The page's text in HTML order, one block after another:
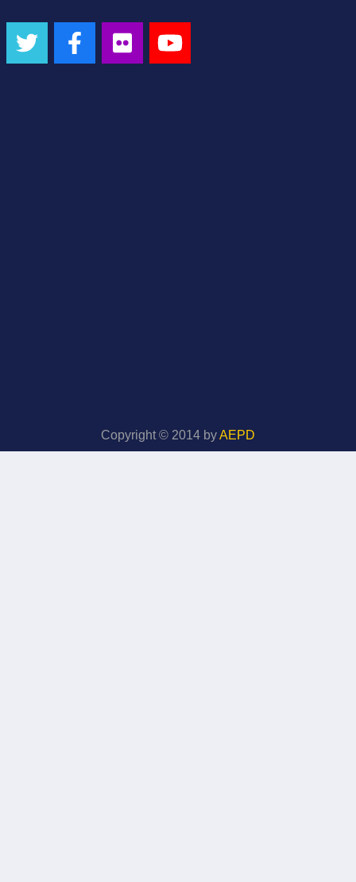
Copyright © 2014 byAEPD